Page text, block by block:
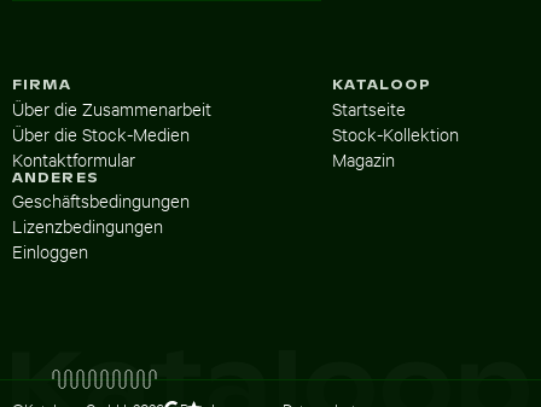
KATALOOP
Startseite
Stock-Kollektion
Magazin
FIRMA
Über die Zusammenarbeit
Über die Stock-Medien
Kontaktformular
ANDERES
Geschäftsbedingungen
Lizenzbedingungen
Einloggen